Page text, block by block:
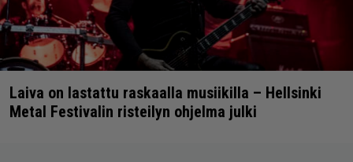
Laiva on lastattu raskaalla musiikilla – Hellsinki
Metal Festivalin risteilyn ohjelma julki